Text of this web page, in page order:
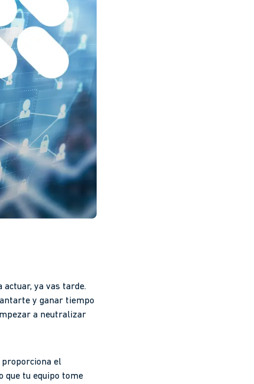
ya vas tarde.
y ganar tiempo
a neutralizar
proporciona el
que tu equipo tome